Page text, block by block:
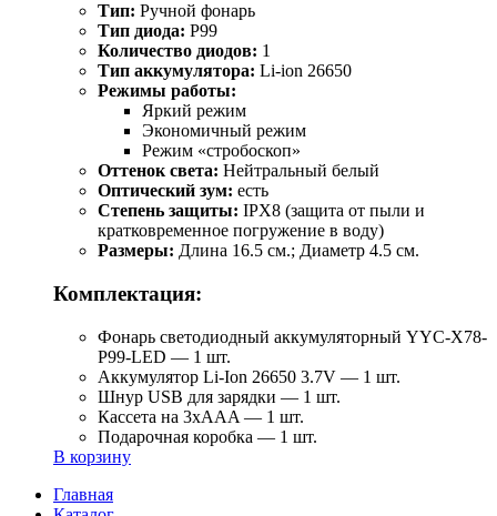
Тип: Ручной фонарь
Тип диода: P99
Количество диодов: 1
Тип аккумулятора: Li-ion 26650
Режимы работы:
Яркий режим
Экономичный режим
Режим «стробоскоп»
Оттенок света: Нейтральный белый
Оптический зум: есть
Степень защиты: IPX8 (защита от пыли и
кратковременное погружение в воду)
Размеры: Длина 16.5 см.; Диаметр 4.5 см.
Комплектация:
Фонарь светодиодный аккумуляторный YYC-Х78-
Р99-LED — 1 шт.
Аккумулятор Li-Ion 26650 3.7V — 1 шт.
Шнур USB для зарядки — 1 шт.
Кассета на 3xAAA — 1 шт.
Подарочная коробка — 1 шт.
В корзину
Главная